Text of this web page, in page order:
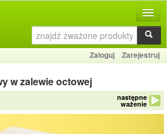
Zaloguj Zarejestruj
w zalewie octowej
następne
ważenie